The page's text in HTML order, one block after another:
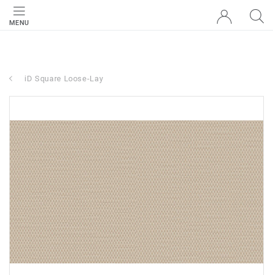
MENU
iD Square Loose-Lay